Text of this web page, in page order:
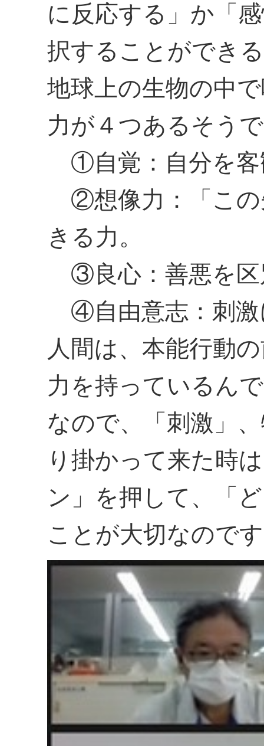
に反応する」か「
択することができ
地球上の生物の中
力が４つあるそう
①自覚：自分を客
②想像力：「この
きる力。
③良心：善悪を区
④自由意志：刺激
人間は、本能行動
力を持っているん
なので、「刺激」
り掛かって来た時
ン」を押して、「
ことが大切なので